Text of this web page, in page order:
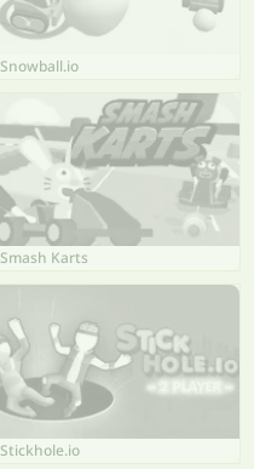
Snowball.io
Smash Karts
Stickhole.io